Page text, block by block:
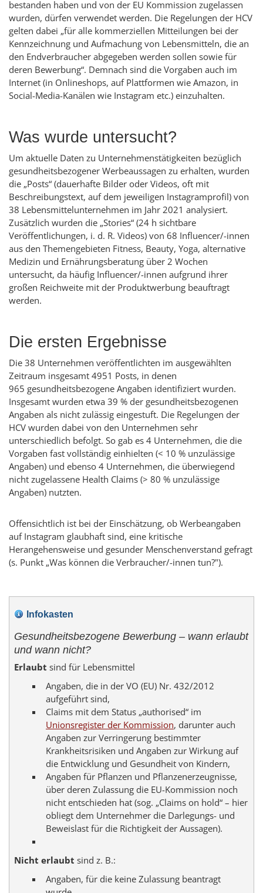
bestanden haben und von der EU Kommission zugelassen
wurden, dürfen verwendet werden. Die Regelungen der HCV
gelten dabei „für alle kommerziellen Mitteilungen bei der
Kennzeichnung und Aufmachung von Lebensmitteln, die an
den Endverbraucher abgegeben werden sollen sowie für
deren Bewerbung“. Demnach sind die Vorgaben auch im
Internet (in Onlineshops, auf Plattformen wie Amazon, in
Social-Media-Kanälen wie Instagram etc.) einzuhalten.
Was wurde untersucht?
Um aktuelle Daten zu Unternehmenstätigkeiten bezüglich
gesundheitsbezogener Werbeaussagen zu erhalten, wurden
die „Posts“ (dauerhafte Bilder oder Videos, oft mit
Beschreibungstext, auf dem jeweiligen Instagramprofil) von
38 Lebensmittelunternehmen im Jahr 2021 analysiert.
Zusätzlich wurden die „Stories“ (24 h sichtbare
Veröffentlichungen, i. d. R. Videos) von 68 Influencer/-innen
aus den Themengebieten Fitness, Beauty, Yoga, alternative
Medizin und Ernährungsberatung über 2 Wochen
untersucht, da häufig Influencer/-innen aufgrund ihrer
großen Reichweite mit der Produktwerbung beauftragt
werden.
Die ersten Ergebnisse
Die 38 Unternehmen veröffentlichten im ausgewählten
Zeitraum insgesamt 4951 Posts, in denen
965 gesundheitsbezogene Angaben identifiziert wurden.
Insgesamt wurden etwa 39 % der gesundheitsbezogenen
Angaben als nicht zulässig eingestuft. Die Regelungen der
HCV wurden dabei von den Unternehmen sehr
unterschiedlich befolgt. So gab es 4 Unternehmen, die die
Vorgaben fast vollständig einhielten (< 10 % unzulässige
Angaben) und ebenso 4 Unternehmen, die überwiegend
nicht zugelassene Health Claims (> 80 % unzulässige
Angaben) nutzten.
Offensichtlich ist bei der Einschätzung, ob Werbeangaben
auf Instagram glaubhaft sind, eine kritische
Herangehensweise und gesunder Menschenverstand gefragt
(s. Punkt „Was können die Verbraucher/-innen tun?").
Infokasten
Gesundheitsbezogene Bewerbung – wann erlaubt
und wann nicht?
Erlaubt sind für Lebensmittel
Angaben, die in der VO (EU) Nr. 432/2012
aufgeführt sind,
Claims mit dem Status „authorised“ im
Unionsregister der Kommission, darunter auch
Angaben zur Verringerung bestimmter
Krankheitsrisiken und Angaben zur Wirkung auf
die Entwicklung und Gesundheit von Kindern,
Angaben für Pflanzen und Pflanzenerzeugnisse,
über deren Zulassung die EU-Kommission noch
nicht entschieden hat (sog. „Claims on hold“ – hier
obliegt dem Unternehmer die Darlegungs- und
Beweislast für die Richtigkeit der Aussagen).
Nicht erlaubt sind z. B.:
Angaben, für die keine Zulassung beantragt